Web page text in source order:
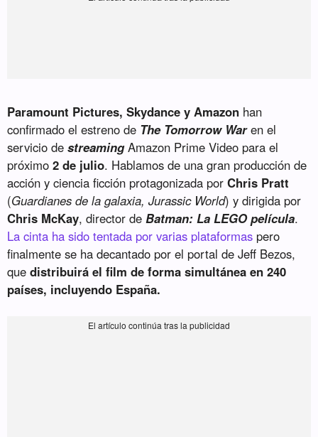
Paramount Pictures, Skydance y Amazon han
confirmado el estreno de The Tomorrow Waren el
servicio destreamingAmazon Prime Video para el
próximo2 de julio. Hablamos de una gran producción de
acción y ciencia ficción protagonizada por Chris Pratt
(Guardianes de la galaxia, Jurassic World) y dirigida por
Chris McKay, director de Batman: La LEGO película.
La cinta ha sido tentada por varias plataformas pero
finalmente se ha decantado por el portal de Jeff Bezos,
quedistribuirá el film de forma simultánea en 240
países, incluyendo España.